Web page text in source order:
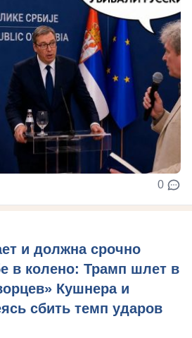
0
и должна срочно
в колено: Трамп шлет в
Кушнера и
сбить темп ударов